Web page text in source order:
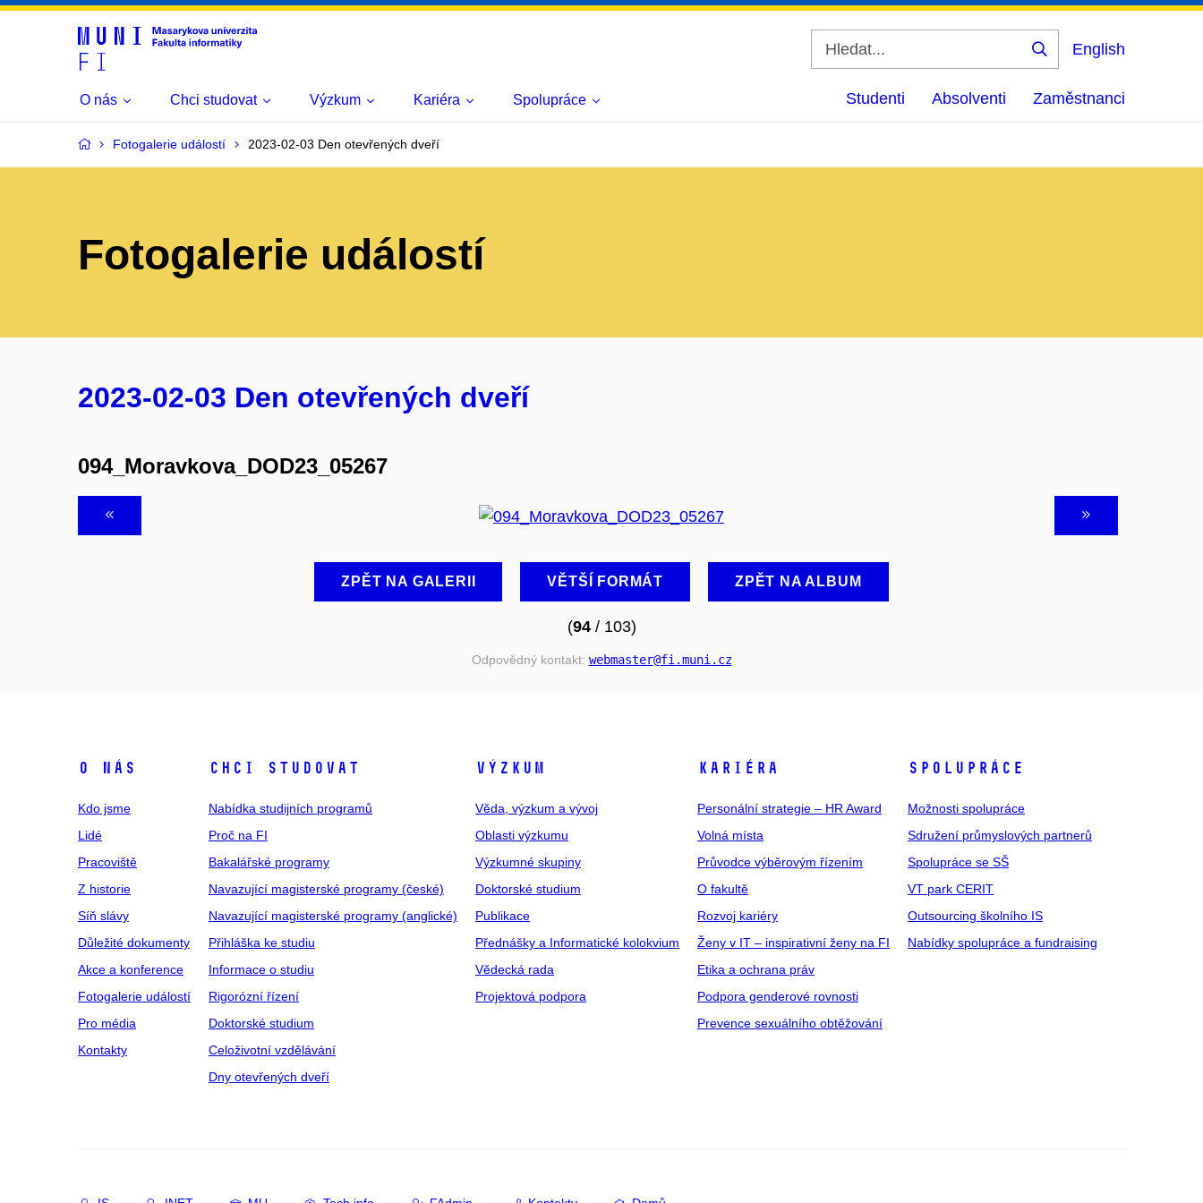
Vyhledat
English
O nás Chci studovat Výzkum Kariéra Spolupráce Studenti Absolventi Zaměstnanci
Fotogalerie událostí 2023-02-03 Den otevřených dveří
Fotogalerie událostí
2023-02-03 Den otevřených dveří
094_Moravkova_DOD23_05267
ZPĚT NA GALERII VĚTŠÍ FORMÁT ZPĚT NA ALBUM
(94/ 103)
Odpovědný kontakt: webmaster@fi .muni .cz
O NÁS
Kdo jsme
Lidé
Pracoviště
Z historie
Síň slávy
Důležité dokumenty
Akce a konference
Fotogalerie událostí
Pro média
Kontakty
CHCI STUDOVAT
Nabídka studijních programů
Proč na FI
Bakalářské programy
Navazující magisterské programy (české)
Navazující magisterské programy (anglické)
Přihláška ke studiu
Informace o studiu
Rigorózní řízení
Doktorské studium
Celoživotní vzdělávání
Dny otevřených dveří
VÝZKUM
Věda, výzkum a vývoj
Oblasti výzkumu
Výzkumné skupiny
Doktorské studium
Publikace
Přednášky a Informatické kolokvium
Vědecká rada
Projektová podpora
KARIÉRA
Personální strategie – HR Award
Volná místa
Průvodce výběrovým řízením
O fakultě
Rozvoj kariéry
Ženy v IT – inspirativní ženy na FI
Etika a ochrana práv
Podpora genderové rovnosti
Prevence sexuálního obtěžování
SPOLUPRÁCE
Možnosti spolupráce
Sdružení průmyslových partnerů
Spolupráce se SŠ
VT park CERIT
Outsourcing školního IS
Nabídky spolupráce a fundraising